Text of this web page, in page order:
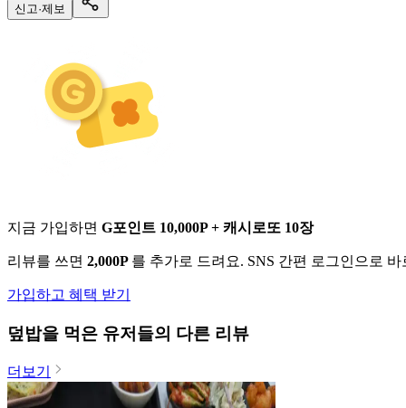
신고·제보
지금 가입하면 G포인트 10,000P + 캐시로또 10장
리뷰를 쓰면 2,000P 를 추가로 드려요. SNS 간편 로그인으로
가입하고 혜택 받기
덮밥을 먹은 유저들의 다른 리뷰
더보기